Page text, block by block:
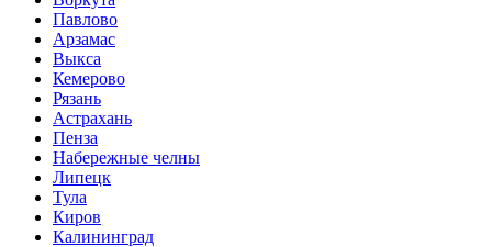
Павлово
Арзамас
Выкса
Кемерово
Рязань
Астрахань
Пенза
Набережные челны
Липецк
Тула
Киров
Калининград